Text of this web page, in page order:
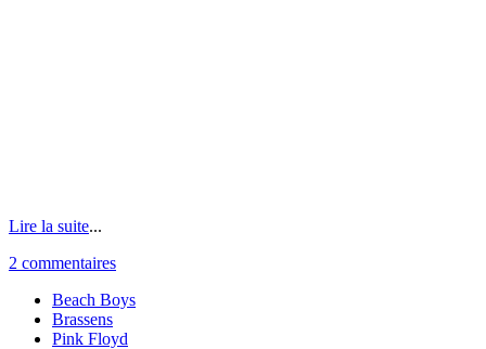
Lire la suite...
2 commentaires
Beach Boys
Brassens
Pink Floyd